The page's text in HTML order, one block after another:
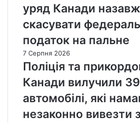
уряд Канади
скасувати
податок на пальне
7 Серпня 2026
Поліція та
Канади вилучили
автомобілі, які
незаконно вивезти